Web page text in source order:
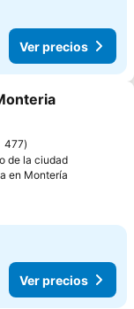
Ver precios
477
de la ciudad
en Montería
Ver precios